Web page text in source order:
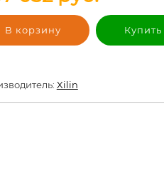
В корзину Купить
Xilin